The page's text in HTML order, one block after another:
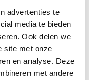
advertenties te
media te bieden
Ook delen we
site met onze
en analyse. Deze
met andere